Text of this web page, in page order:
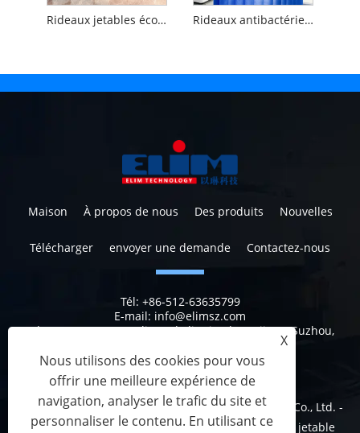
Rideaux jetables écologiques Rideaux antibactériens jetables
Maison À propos de nous Des produits Nouvelles
Télécharger envoyer une demande Contactez-nous
Tél: +86-512-63635799
E-mail: info@elimsz.com
Adresse:N ° 629, Yunli Road, district de Wujiang, Suzhou,
Copyright © 2023 Suzhou Elim Medical Technology Co., Ltd. -
rideau jetable, rideaux de douche jetables, rideau jetable
X
Nous utilisons des cookies pour vous
offrir une meilleure expérience de
navigation, analyser le trafic du site et
personnaliser le contenu. En utilisant ce